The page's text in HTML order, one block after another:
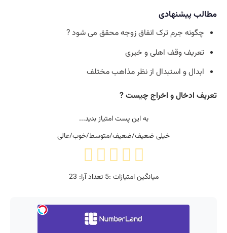
مطالب پیشنهادی
چگونه جرم ترک انفاق زوجه محقق می شود ?
تعریف وقف اهلی و خیری
ابدال و استبدال از نظر مذاهب مختلف
تعریف ادخال و اخراج چیست ?
به این پست امتیاز بدید...
خیلی ضعیف/ضعیف/متوسط/خوب/عالی
میانگین امتیازات :5 تعداد آرا: 23